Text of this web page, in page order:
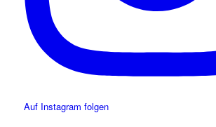
Auf Instagram folgen